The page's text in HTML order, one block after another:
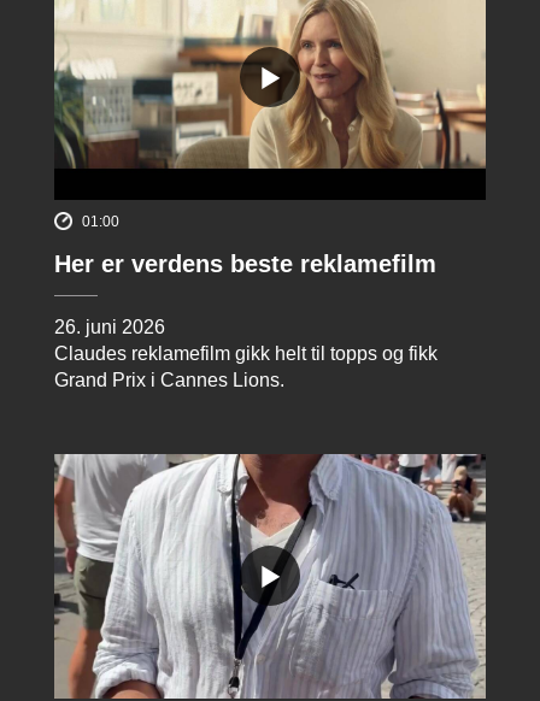
01:00
Her er verdens beste reklamefilm
26. juni 2026
Claudes reklamefilm gikk helt til topps og fikk
Grand Prix i Cannes Lions.